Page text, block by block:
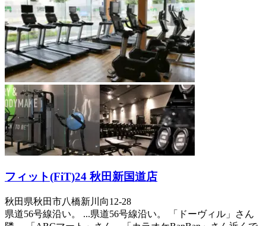
フィット(FiT)24 秋田新国道店
秋田県秋田市八橋新川向12-28
県道56号線沿い。 ...県道56号線沿い。 「ドーヴィル」さん